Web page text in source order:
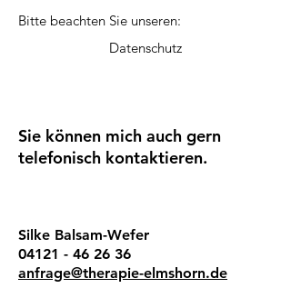
Bitte beachten Sie unseren:
Datenschutz
Sie können mich auch gern
telefonisch kontaktieren.
Silke Balsam-Wefer
04121 - 46 26 36
anfrage@therapie-elmshorn.de